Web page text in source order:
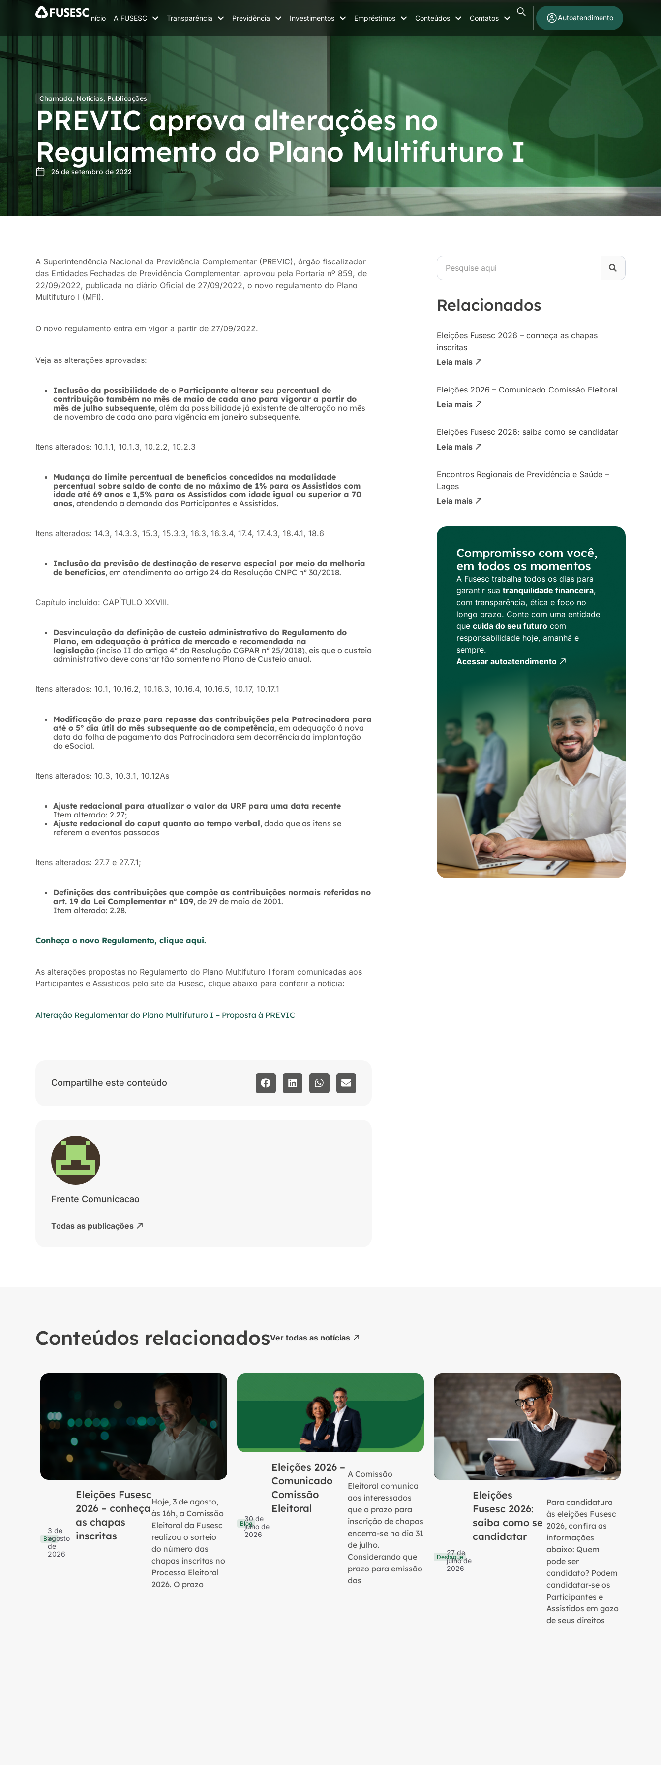
Início A FUSESC Transparência Previdência Investimentos Empréstimos Conteúdos Contatos Autoatendimento
Chamada, Notícias, Publicações
PREVIC aprova alterações no
Regulamento do Plano Multifuturo I
26 de setembro de 2022
A Superintendência Nacional da Previdência Complementar (PREVIC), órgão fiscalizador
das Entidades Fechadas de Previdência Complementar, aprovou pela Portaria nº 859, de
22/09/2022, publicada no diário Oficial de 27/09/2022, o novo regulamento do Plano
Multifuturo I (MFI).
O novo regulamento entra em vigor a partir de 27/09/2022.
Veja as alterações aprovadas:
Inclusão da possibilidade de o Participante alterar seu percentual de
contribuição também no mês de maio de cada ano para vigorar a partir do
mês de julho subsequente, além da possibilidade já existente de alteração no mês
de novembro de cada ano para vigência em janeiro subsequente.
Itens alterados: 10.1.1, 10.1.3, 10.2.2, 10.2.3
Mudança do limite percentual de benefícios concedidos na modalidade
percentual sobre saldo de conta de no máximo de 1% para os Assistidos com
idade até 69 anos e 1,5% para os Assistidos com idade igual ou superior a 70
anos, atendendo a demanda dos Participantes e Assistidos.
Itens alterados: 14.3, 14.3.3, 15.3, 15.3.3, 16.3, 16.3.4, 17.4, 17.4.3, 18.4.1, 18.6
Inclusão da previsão de destinação de reserva especial por meio da melhoria
de benefícios, em atendimento ao artigo 24 da Resolução CNPC nº 30/2018.
Capítulo incluído: CAPÍTULO XXVIII.
Desvinculação da definição de custeio administrativo do Regulamento do
Plano, em adequação à prática de mercado e recomendada na
legislação (inciso II do artigo 4º da Resolução CGPAR nº 25/2018), eis que o custeio
administrativo deve constar tão somente no Plano de Custeio anual.
Itens alterados: 10.1, 10.16.2, 10.16.3, 10.16.4, 10.16.5, 10.17, 10.17.1
Modificação do prazo para repasse das contribuições pela Patrocinadora para
até o 5º dia útil do mês subsequente ao de competência, em adequação à nova
data da folha de pagamento das Patrocinadora sem decorrência da implantação
do eSocial.
Itens alterados: 10.3, 10.3.1, 10.12As
Ajuste redacional para atualizar o valor da URF para uma data recente
Item alterado: 2.27;
Ajuste redacional do caput quanto ao tempo verbal, dado que os itens se
referem a eventos passados
Itens alterados: 27.7 e 27.7.1;
Definições das contribuições que compõe as contribuições normais referidas no
art. 19 da Lei Complementar nº 109, de 29 de maio de 2001.
Item alterado: 2.28.
Conheça o novo Regulamento, clique aqui.
As alterações propostas no Regulamento do Plano Multifuturo I foram comunicadas aos
Participantes e Assistidos pelo site da Fusesc, clique abaixo para conferir a notícia:
Alteração Regulamentar do Plano Multifuturo I – Proposta à PREVIC
Compartilhe este conteúdo
Frente Comunicacao
Todas as publicações
Relacionados
Eleições Fusesc 2026 – conheça as chapas
inscritas
Leia mais
Eleições 2026 – Comunicado Comissão Eleitoral
Leia mais
Eleições Fusesc 2026: saiba como se candidatar
Leia mais
Encontros Regionais de Previdência e Saúde –
Lages
Leia mais
Compromisso com você,
em todos os momentos
A Fusesc trabalha todos os dias para
garantir sua tranquilidade financeira,
com transparência, ética e foco no
longo prazo. Conte com uma entidade
que cuida do seu futuro com
responsabilidade hoje, amanhã e
sempre.
Acessar autoatendimento
Conteúdos relacionadosVer todas as notícias
Blog
3 de
agosto
de
2026
Eleições Fusesc
2026 – conheça
as chapas
inscritas
Hoje, 3 de agosto,
às 16h, a Comissão
Eleitoral da Fusesc
realizou o sorteio
do número das
chapas inscritas no
Processo Eleitoral
2026. O prazo
Blog
30 de
julho de
2026
Eleições 2026 –
Comunicado
Comissão
Eleitoral
A Comissão
Eleitoral comunica
aos interessados
que o prazo para
inscrição de chapas
encerra-se no dia 31
de julho.
Considerando que
prazo para emissão
das
Destaque
27 de
julho de
2026
Eleições
Fusesc 2026:
saiba como se
candidatar
Para candidatura
às eleições Fusesc
2026, confira as
informações
abaixo: Quem
pode ser
candidato? Podem
candidatar-se os
Participantes e
Assistidos em gozo
de seus direitos